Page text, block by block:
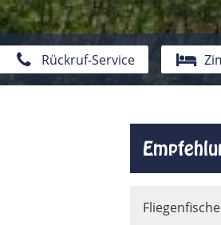
Rückruf-Service